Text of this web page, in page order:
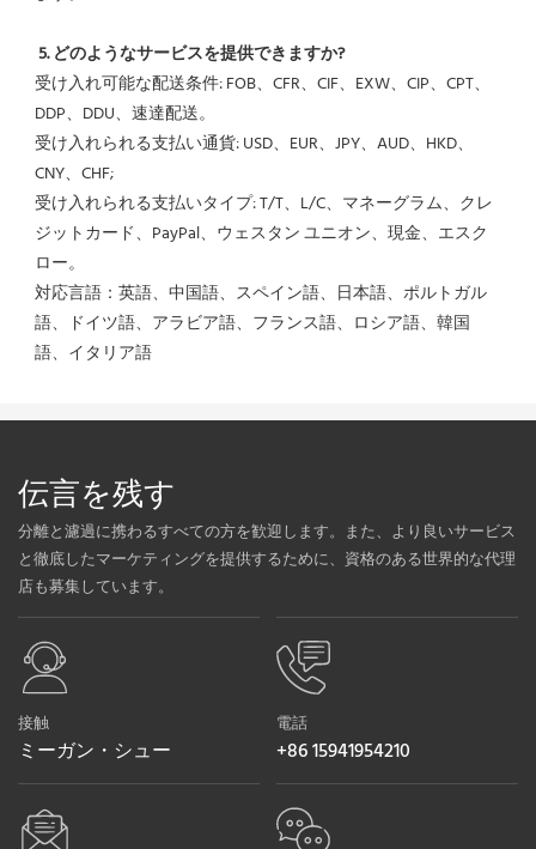
5. どのようなサービスを提供できますか?
受け入れ可能な配送条件: FOB、CFR、CIF、EXW、CIP、CPT、
DDP、DDU、速達配送。
受け入れられる支払い通貨: USD、EUR、JPY、AUD、HKD、
CNY、CHF;
受け入れられる支払いタイプ: T/T、L/C、マネーグラム、クレ
ジットカード、PayPal、ウェスタン ユニオン、現金、エスク
ロー。
対応言語：英語、中国語、スペイン語、日本語、ポルトガル
語、ドイツ語、アラビア語、フランス語、ロシア語、韓国
語、イタリア語
伝言を残す
分離と濾過に携わるすべての方を歓迎します。また、より良いサービス
と徹底したマーケティングを提供するために、資格のある世界的な代理
店も募集しています。
接触
ミーガン・シュー
電話
+86 15941954210